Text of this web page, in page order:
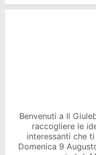
Benvenuti a Il
raccogliere le
interessanti che
Domenica 9